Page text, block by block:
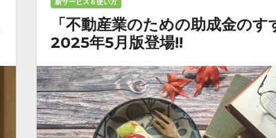
新サービス＆使い方
「不動産業のための助成金のす
2025年5月版登場!!